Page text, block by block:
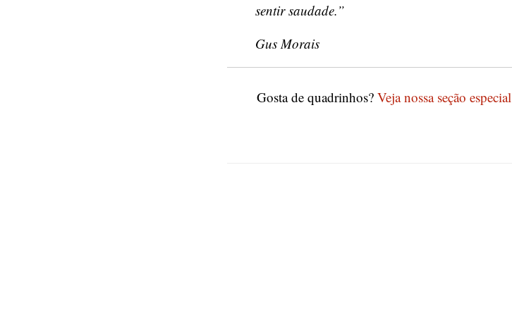
sentir saudade.”
Gus Morais
Gosta de quadrinhos? Veja nossa seção especial